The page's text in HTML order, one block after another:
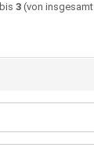
bis 3(von insgesamt